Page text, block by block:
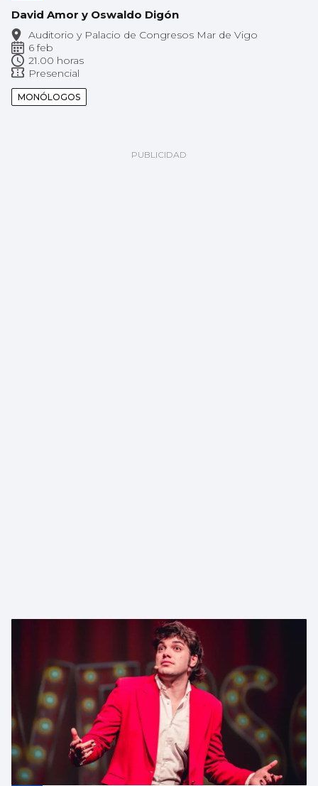
David Amor y Oswaldo Digón
Auditorio y Palacio de Congresos Mar de Vigo
6 feb
21.00 horas
Presencial
MONÓLOGOS